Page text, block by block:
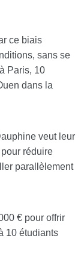
ce biais
sans se
Paris, 10
dans la
veut leur
réduire
parallèlement
€ pour offrir
10 étudiants